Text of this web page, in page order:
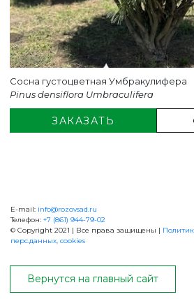
+7 (861) 944-79-02
Сосна густоцветная Умбракулифера
Pinus densiflora Umbraculifera
ЗАКАЗАТЬ
E-mail: info@rozovsad.ru
Телефон: +7 (861) 944-79-02
© Copyright 2021 | Все права защищены |
перс.данных, cookies
Вернутся на главный сайт